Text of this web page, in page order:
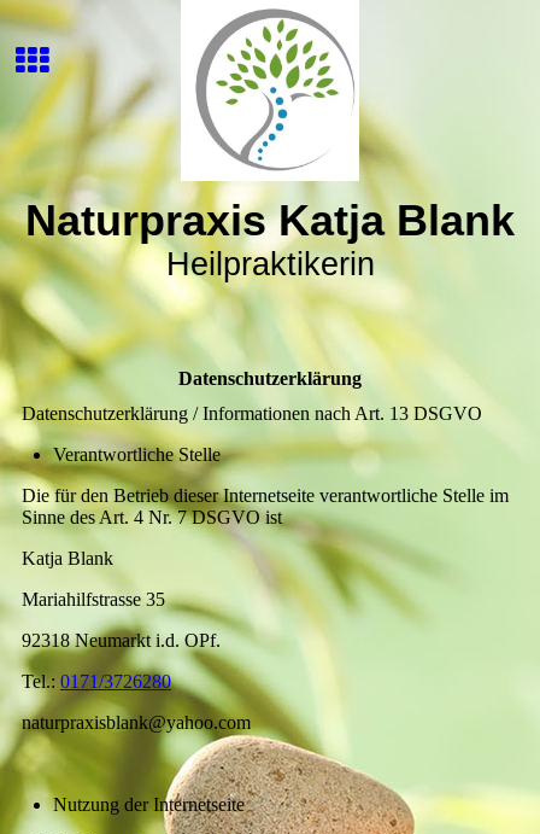
Naturpraxis Katja Blank
Heilpraktikerin
Datenschutzerklärung
Datenschutzerklärung / Informationen nach Art. 13 DSGVO
Verantwortliche Stelle
Die für den Betrieb dieser Internetseite verantwortliche Stelle im
Sinne des Art. 4 Nr. 7 DSGVO ist
Katja Blank
Mariahilfstrasse 35
92318 Neumarkt i.d. OPf.
Tel.: 0171/3726280
naturpraxisblank@yahoo.com
Nutzung der Internetseite